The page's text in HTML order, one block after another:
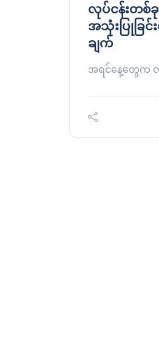
လုပ်ငန်းတစ်ခု
အသုံးပြုခြင်
ချက်
အရင်နေ့တွေက လု